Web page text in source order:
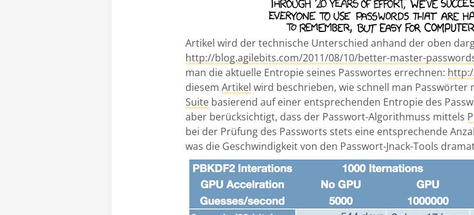
Artikel wird der technische Unterschied anhand der oben
http://blog.agilebits.com/2011/08/10/better-master-
man die aktuelle Entropie seines Passwortes errechnen:
diesem Artikel wird beschrieben, wie schnell man Passwörter
Suite basierend auf einer entsprechenden Entropie des
aber berücksichtigt, dass der Passwort-Algorithmuss mittels
bei der Prüfung des Passworts stets eine entsprechende
was die Geschwindigkeit von den Passwort-Jnack-Tools